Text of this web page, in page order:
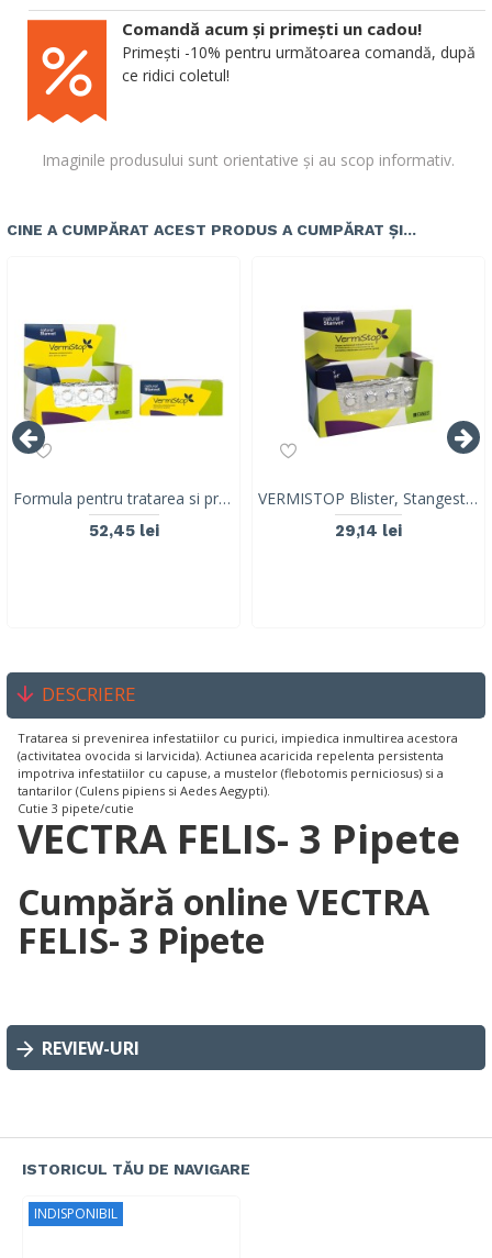
Imaginile produsului sunt orientative și au scop informativ.
Comandă acum și primești un cadou!
Primești -10% pentru următoarea comandă, după
ce ridici coletul!
CINE A CUMPĂRAT ACEST PRODUS A CUMPĂRAT ȘI...
Formula pentru tratarea si preventia parazitozelor intestinale la caini si pisici, Vermistop Stangest, 20 tablete
52,45 lei
VERMISTOP Blister, Stangest, 10 tablete
29,14 lei
DESCRIERE
Tratarea si prevenirea infestatiilor cu purici, impiedica inmultirea acestora
(activitatea ovocida si larvicida). Actiunea acaricida repelenta persistenta
impotriva infestatiilor cu capuse, a mustelor (flebotomis perniciosus) si a
tantarilor (Culens pipiens si Aedes Aegypti).
Cutie 3 pipete/cutie
VECTRA FELIS- 3 Pipete
Cumpără online VECTRA
FELIS- 3 Pipete
REVIEW-URI
ISTORICUL TĂU DE NAVIGARE
INDISPONIBIL